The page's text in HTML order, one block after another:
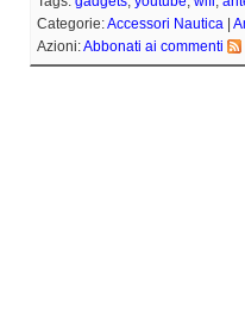
Categorie:Accessori Nautica |
Azioni:Abbonati ai commenti